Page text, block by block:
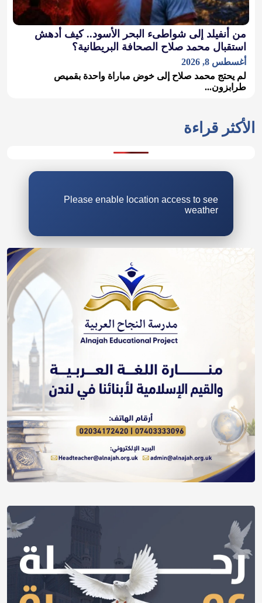
من أنفيلد إلى شواطىء البحر الأسود.. كيف أدهش
استقبال محمد صلاح الصحافة البريطانية؟
أغسطس 8, 2026
لم يحتج محمد صلاح إلى خوض مباراة واحدة بقميص
طرابزون...